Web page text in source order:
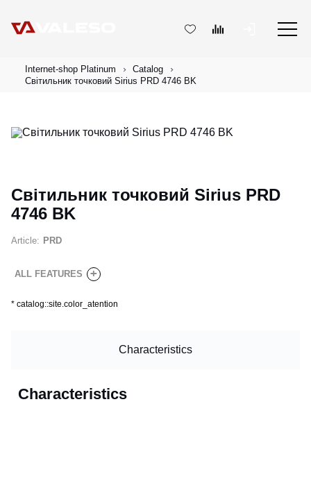
Internet-shop Platinum
Catalog
Світильник точковий Sirius PRD 4746 BK
Світильник точковий Sirius PRD
4746 BK
Article: PRD
ALL FEATURES +
* catalog::site.color_atention
Characteristics
Characteristics